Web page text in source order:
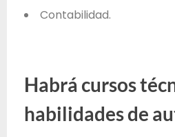
Contabilidad.
Habrá cursos
habilidades de